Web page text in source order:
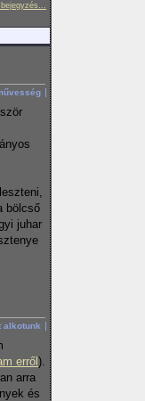
bölcső
juhar
alkotunk
erről ).
arra
és